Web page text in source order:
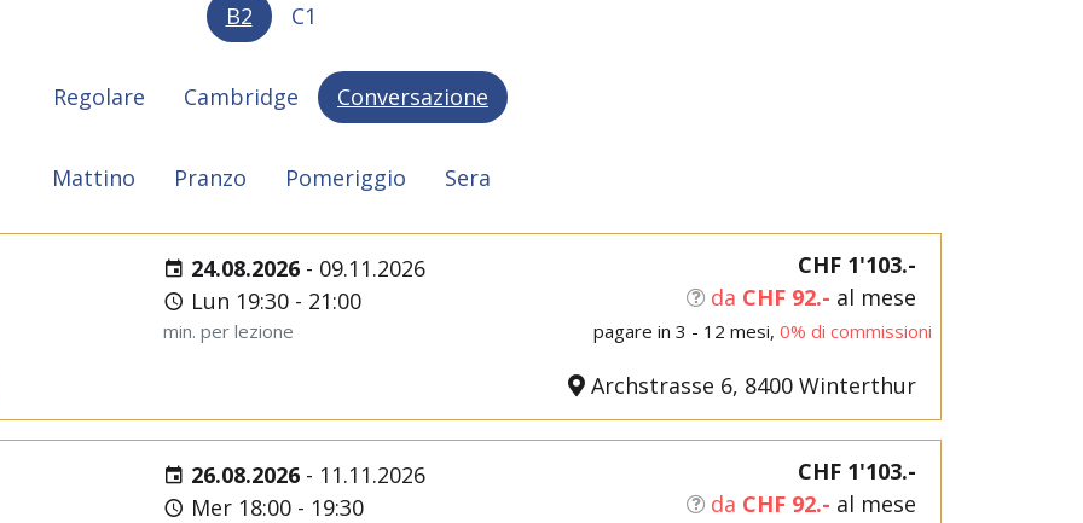
B2 C1
Regolare Cambridge Conversazione
Mattino Pranzo Pomeriggio Sera
24.08.2026 - 09.11.2026
Lun 19:30 - 21:00
min. per lezione
CHF 1'103.-
da CHF 92.- al mese
pagare in 3 - 12 mesi, 0% di commissioni
Archstrasse 6, 8400 Winterthur
26.08.2026 - 11.11.2026
Mer 18:00 - 19:30
CHF 1'103.-
da CHF 92.- al mese